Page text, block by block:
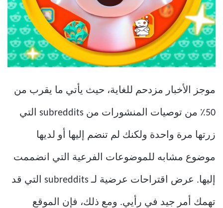
موجز الأخبار مزدحم للغاية، حيث يأتي ما يقرب من
50٪ من توصيات المنشورات من subreddits التي
زرتها مرة واحدة ولكنك لم تنضم إليها أو لديها
موضوع مشابه للموضوعات الفرعية التي انضممت
إليها. عرض اقتراحات عرضية لـ subreddits التي قد
تهمك أمر جيد في رأيي. ومع ذلك، فإن الموقع